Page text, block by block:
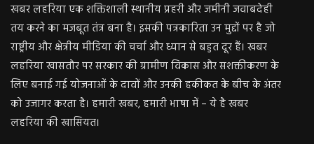
खबर लहरिया एक शक्तिशाली स्थानीय प्रहरी और जमीनी जवाबदेही
तय करने का मजबूत तंत्र बना है। इसकी पत्रकारिता उन मुद्दों पर है जो
राष्ट्रीय और क्षेत्रीय मीडिया की चर्चा और ध्यान से बहुत दूर हैं। खबर
लहरिया खासतौर पर सरकार की ग्रामीण विकास और सशक्तीकरण के
लिए बनाई गई योजनाओं के दावों और उनकी हकीकत के बीच के अंतर
को उजागर करता है। हमारी खबर, हमारी भाषा में – ये है खबर
लहरिया की खासियत।